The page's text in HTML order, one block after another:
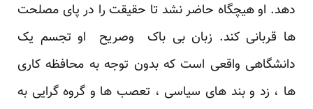
دهد. او هیچگاه حاضر نشد تا حقیقت را در پای مصلحت
ها قربانی کند. زبان بی باک وصریح او تجسم یک
دانشگاهی واقعی است که بدون توجه به محافظه کاری
ها ، زد و بند های سیاسی ، تعصب ها و گروه گرایی به